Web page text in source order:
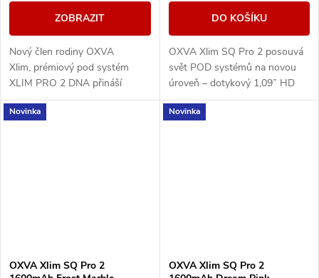
ZOBRAZIT
Nový člen rodiny OXVA
Xlim, prémiový pod systém
XLIM PRO 2 DNA přináší
špičkový výkon díky
pokročilému čipu EVOLV DNA,
DO KOŠÍKU
OXVA Xlim SQ Pro 2 posouvá
svět POD systémů na novou
úroveň – dotykový 1,09” HD
displej, výkonná 1600mAh
baterii, rychlé nabíjení přes
Novinka
OXVA Xlim SQ Pro 2
Novinka
OXVA Xlim SQ Pro 2